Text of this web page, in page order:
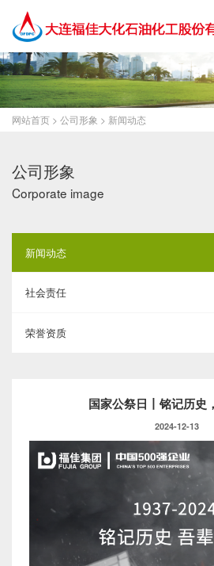
网站首页 > 公司形象 > 新闻动态
公司形象
Corporate image
新闻动态
社会责任
荣誉资质
国家公祭日丨铭记历史
2024-12-13